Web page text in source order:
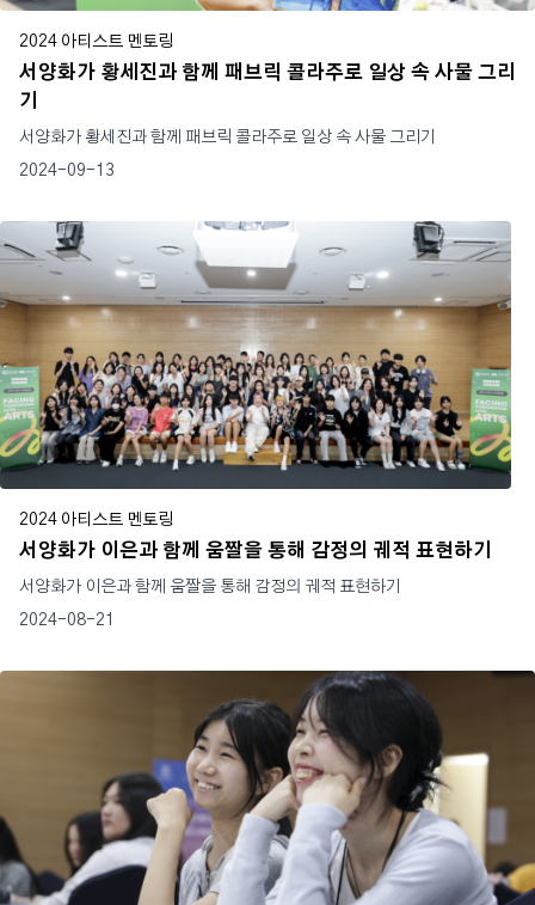
2024 아티스트 멘토링
서양화가 황세진과 함께 패브릭 콜라주로 일상 속 사물 그리
기
서양화가 황세진과 함께 패브릭 콜라주로 일상 속 사물 그리기
2024-09-13
2024 아티스트 멘토링
서양화가 이은과 함께 움짤을 통해 감정의 궤적 표현하기
서양화가 이은과 함께 움짤을 통해 감정의 궤적 표현하기
2024-08-21